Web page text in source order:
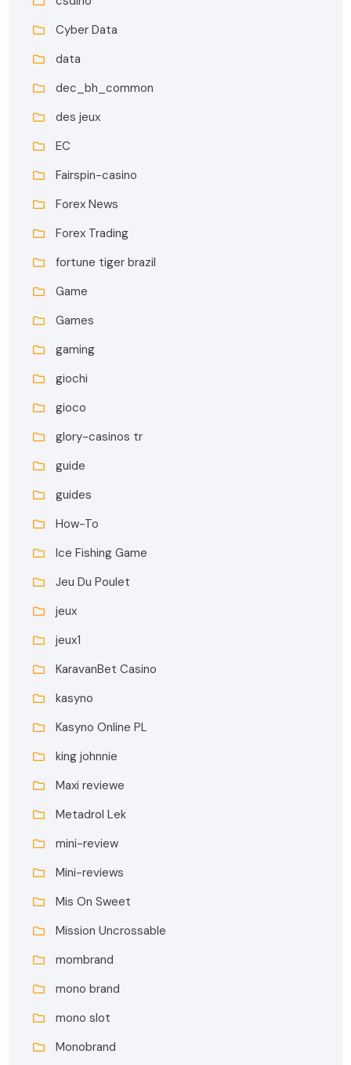
Cyber Data
data
dec_bh_common
des jeux
EC
Fairspin-casino
Forex News
Forex Trading
fortune tiger brazil
Game
Games
gaming
giochi
gioco
glory-casinos tr
guide
guides
How-To
Ice Fishing Game
Jeu Du Poulet
jeux
jeux1
KaravanBet Casino
kasyno
Kasyno Online PL
king johnnie
Maxi reviewe
Metadrol Lek
mini-review
Mini-reviews
Mis On Sweet
Mission Uncrossable
mombrand
mono brand
mono slot
Monobrand